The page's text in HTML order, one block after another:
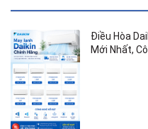
Điều Hòa
Mới Nhất,